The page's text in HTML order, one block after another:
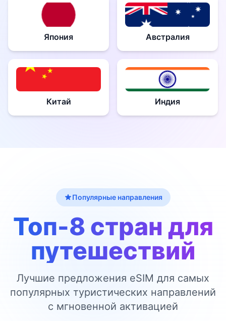
Япония Австралия
Китай Индия
Популярные направления
Топ-8 стран для
путешествий
Лучшие предложения eSIM для самых
популярных туристических направлений
с мгновенной активацией